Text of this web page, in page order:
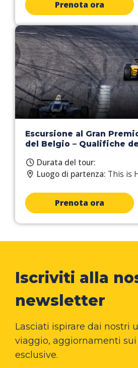
Prenota ora
Escursione al Gran
del Belgio – Qualifiche
Durata del tour:
Luogo di partenza: This is
Prenota ora
Iscriviti alla
newsletter
Lasciati ispirare dai nostri
viaggio, aggiornamenti
esclusive.